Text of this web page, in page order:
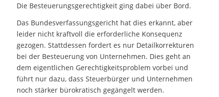
Die Besteuerungsgerechtigkeit ging dabei über Bord.
Das Bundesverfassungsgericht hat dies erkannt, aber
leider nicht kraftvoll die erforderliche Konsequenz
gezogen. Stattdessen fordert es nur Detailkorrekturen
bei der Besteuerung von Unternehmen. Dies geht an
dem eigentlichen Gerechtigkeitsproblem vorbei und
führt nur dazu, dass Steuerbürger und Unternehmen
noch stärker bürokratisch gegängelt werden.